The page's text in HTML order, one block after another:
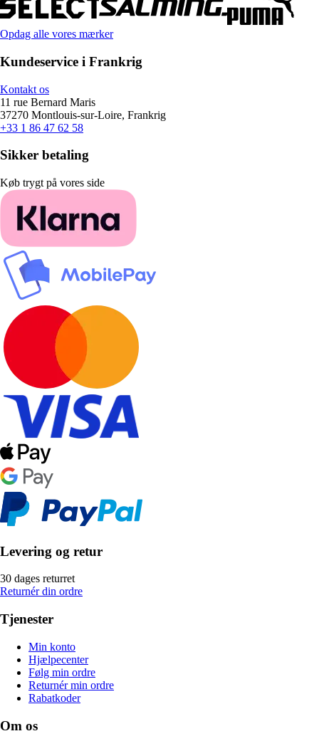
Opdag alle vores mærker
Kundeservice i Frankrig
Kontakt os
11 rue Bernard Maris
37270 Montlouis-sur-Loire, Frankrig
+33 1 86 47 62 58
Sikker betaling
Køb trygt på vores side
Levering og retur
30 dages returret
Returnér din ordre
Tjenester
Min konto
Hjælpecenter
Følg min ordre
Returnér min ordre
Rabatkoder
Om os